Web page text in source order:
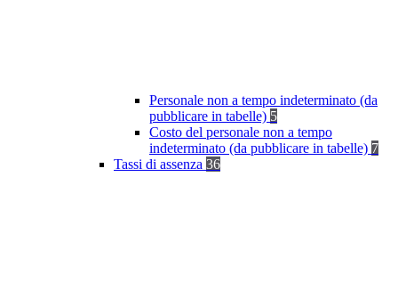
Personale non a tempo indeterminato (da
pubblicare in tabelle) 5
Costo del personale non a tempo
indeterminato (da pubblicare in tabelle) 7
Tassi di assenza 36